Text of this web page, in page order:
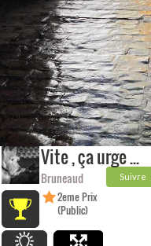
Vite , ça urge ...
Bruneaud Suivre
2eme Prix
(Public)